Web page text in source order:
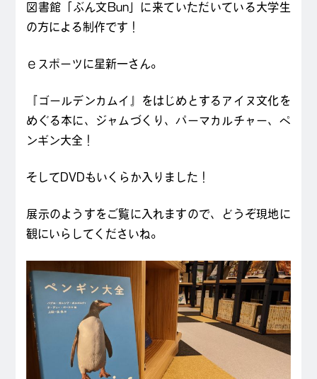
図書館「ぶん文Bun」に来ていただいている大学生
の方による制作です！
ｅスポーツに星新一さん。
『ゴールデンカムイ』をはじめとするアイヌ文化を
めぐる本に、ジャムづくり、パーマカルチャー、ペ
ンギン大全！
そしてDVDもいくらか入りました！
展示のようすをご覧に入れますので、どうぞ現地に
観にいらしてくださいね。